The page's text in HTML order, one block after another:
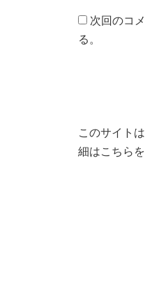
次回のコ
る。
このサイト
細はこちら